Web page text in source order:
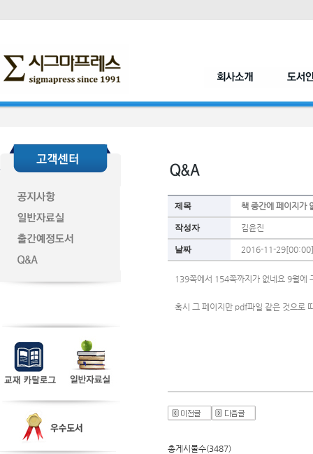
제목 책 중간에 페이지가
작성자 김윤진
날짜 2016-11-29[00:00]
139쪽에서 154쪽까지가 없네요 9월에
혹시 그 페이지만 pdf파일 같은 것으로
총게시물수(3487)